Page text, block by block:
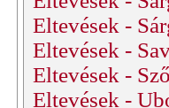
Eltevések -
Eltevések -
Eltevések -
Eltevések -